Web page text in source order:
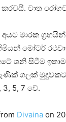
වාත
මාරක
මෝටර්
ශනි සිටීම
ගලක්‌
5, 7 වේ.
Divaina on